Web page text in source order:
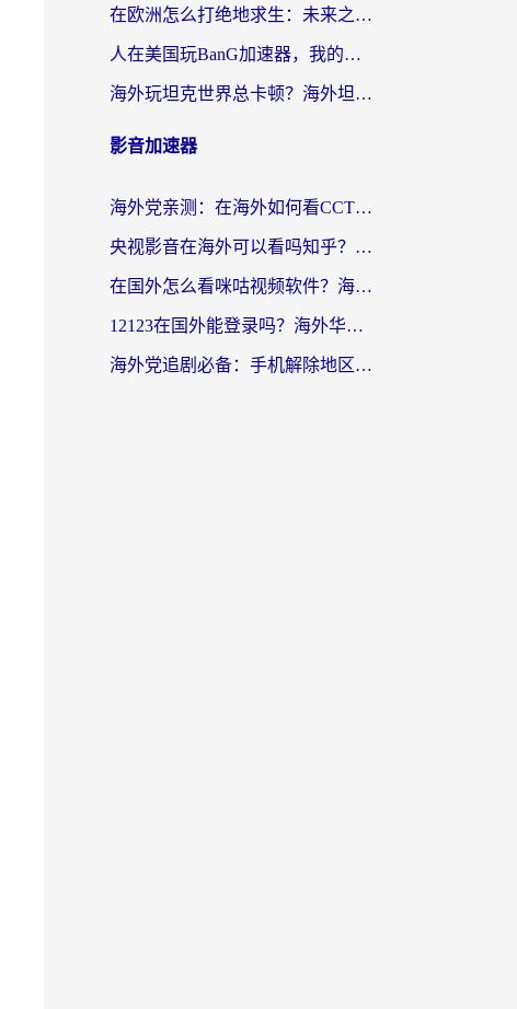
在欧洲怎么打绝地求生：未来之役不卡？留学生亲测的加速器避坑指南
人在美国玩BanG加速器，我的延迟终于绿了
海外玩坦克世界总卡顿？海外坦克世界加速器有哪些？实测好用的选择在这里
影音加速器
海外党亲测：在海外如何看CCTV？告别“仅限大陆播放”的实用指南
央视影音在海外可以看吗知乎？留学生亲测：3步解决地域限制+追剧自由
在国外怎么看咪咕视频软件？海外党亲测有效的回国加速方案
12123在国外能登录吗？海外华人必看的回国加速实用指南
海外党追剧必备：手机解除地区限制app怎么选？解决央视视频&国内剧地区限制全指南